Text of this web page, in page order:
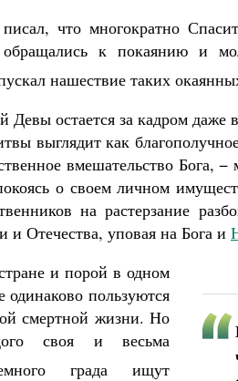
что многократно
к покаянию и
нашествие таких
Девы остается за кадром
выглядит как
вмешательство
о своем личном
на растерзание
и Отечества, уповая на Бога и
и порой в одном
пользуются
смертной жизни. Но
своя и весьма
града ищут